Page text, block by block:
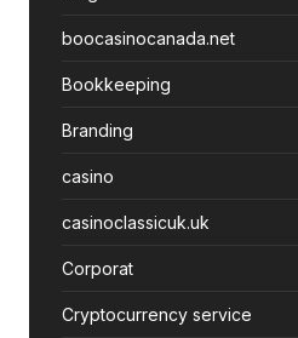
boocasinocanada.net
Bookkeeping
Branding
casino
casinoclassicuk.uk
Corporat
Cryptocurrency service